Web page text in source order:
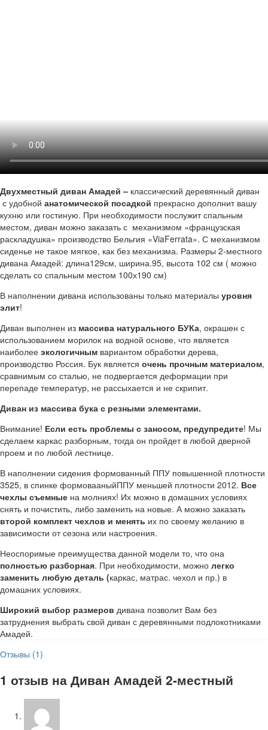
Двухместный диван Амадей – классический деревянный диван
с удобной анатомической посадкой прекрасно дополнит вашу
кухню или гостиную. При необходимости послужит спальным
местом, диван можно заказать с механизмом «французская
раскладушка» производство Бельгия «ViaFerrata». С механизмом
сиденье не такое мягкое, как без механизма. Размеры 2-местного
дивана Амадей: длина129см, ширина.95, высота 102 см ( можно
сделать со спальным местом 100х190 см)
В наполнении дивана использованы только материалы уровня
элит!
Диван выполнен из массива натурального БУКа, окрашен с
использованием морилок на водной основе, что является
наиболее экологичным вариантом обработки дерева,
производство Россия. Бук является очень прочным материалом,
сравнимым со сталью, не подвергается деформации при
перепаде температур, не рассыхается и не скрипит.
Диван из массива бука с резными элементами.
Внимание! Если есть проблемы с заносом, предупредите! Мы
сделаем каркас разборным, тогда он пройдет в любой дверной
проем и по любой лестнице.
В наполнении сидения формованный ППУ повышенной плотности
3525, в спинке формовааныйППУ меньшей плотности 2012. Все
чехлы съемные на молниях! Их можно в домашних условиях
снять и почистить, либо заменить на новые. А можно заказать
второй комплект чехлов и менять их по своему желанию в
зависимости от сезона или настроения.
Неоспоримые преимущества данной модели то, что она
полностью разборная. При необходимости, можно легко
заменить любую деталь (каркас, матрас. чехол и пр.) в
домашних условиях.
Широкий выбор размеров дивана позволит Вам без
затруднения выбрать свой диван с деревянными подлокотниками
Амадей.
Отзывы (1)
1 отзыв на Диван Амадей 2-местный